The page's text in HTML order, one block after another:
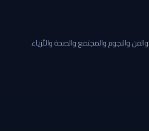
والنجوم والمجتمع والصحة والأزياء